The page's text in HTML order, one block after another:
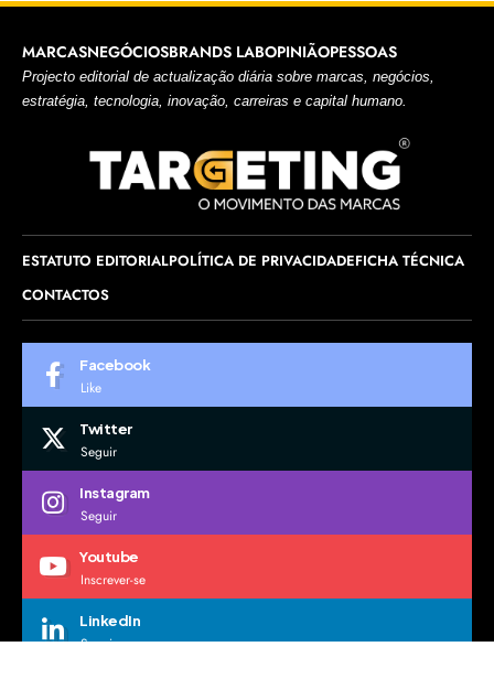
MARCASNEGÓCIOSBRANDS LABOPINIÃOPESSOAS
Projecto editorial de actualização diária sobre marcas, negócios,
estratégia, tecnologia, inovação, carreiras e capital humano.
ESTATUTO EDITORIALPOLÍTICA DE PRIVACIDADEFICHA TÉCNICA
CONTACTOS
Facebook
Like
Twitter
Seguir
Instagram
Seguir
Youtube
Inscrever-se
LinkedIn
Seguir